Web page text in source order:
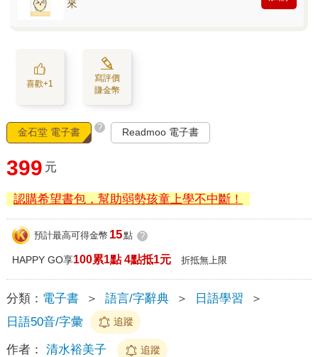
來
喜歡+1
寫評價
賺金幣
金石堂 電子書 ? Readmoo 電子書
399 元
認購希望書包，幫助弱勢孩童上學不中斷！
預計最高可得金幣 15點 ?
HAPPY GO享100累1點 4點抵1元 折抵無上限
分類： 電子書 ＞ 語言/字辭典 ＞ 日語學習
＞
日語50音/字彙
追蹤
作者： 清水裕美子 追蹤